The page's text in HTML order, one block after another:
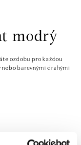
modrý
ozdobu pro každou
barevnými drahými